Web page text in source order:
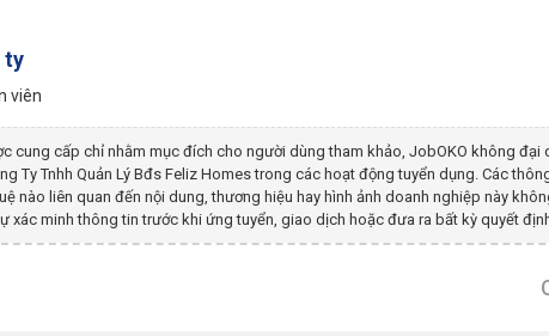
ty
viên
cung cấp chỉ nhằm mục đích cho người dùng tham khảo, JobOKO không đại
Ty Tnhh Quản Lý Bđs Feliz Homestrong các hoạt động tuyển dụng. Các
nào liên quan đến nội dung, thương hiệu hay hình ảnh doanh nghiệp này
xác minh thông tin trước khi ứng tuyển, giao dịch hoặc đưa ra bất kỳ quyết